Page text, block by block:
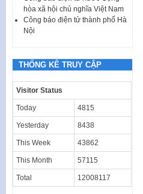
hòa xã hội chủ nghĩa Việt Nam
Công báo điện tử thành phố Hà
Nội
THỐNG KÊ TRUY CẬP
Visitor Status
Today 4815
Yesterday 8438
This Week 43862
This Month 57115
Total 12008117